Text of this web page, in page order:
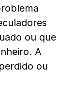
ou que
A
ou